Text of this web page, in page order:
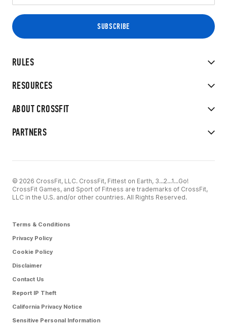
RULES
RESOURCES
ABOUT CROSSFIT
PARTNERS
© 2026 CrossFit, LLC. CrossFit, Fittest on Earth, 3...2...1...Go!
CrossFit Games, and Sport of Fitness are trademarks of CrossFit,
LLC in the U.S. and/or other countries. All Rights Reserved.
Terms & Conditions
Privacy Policy
Cookie Policy
Disclaimer
Contact Us
Report IP Theft
California Privacy Notice
Sensitive Personal Information